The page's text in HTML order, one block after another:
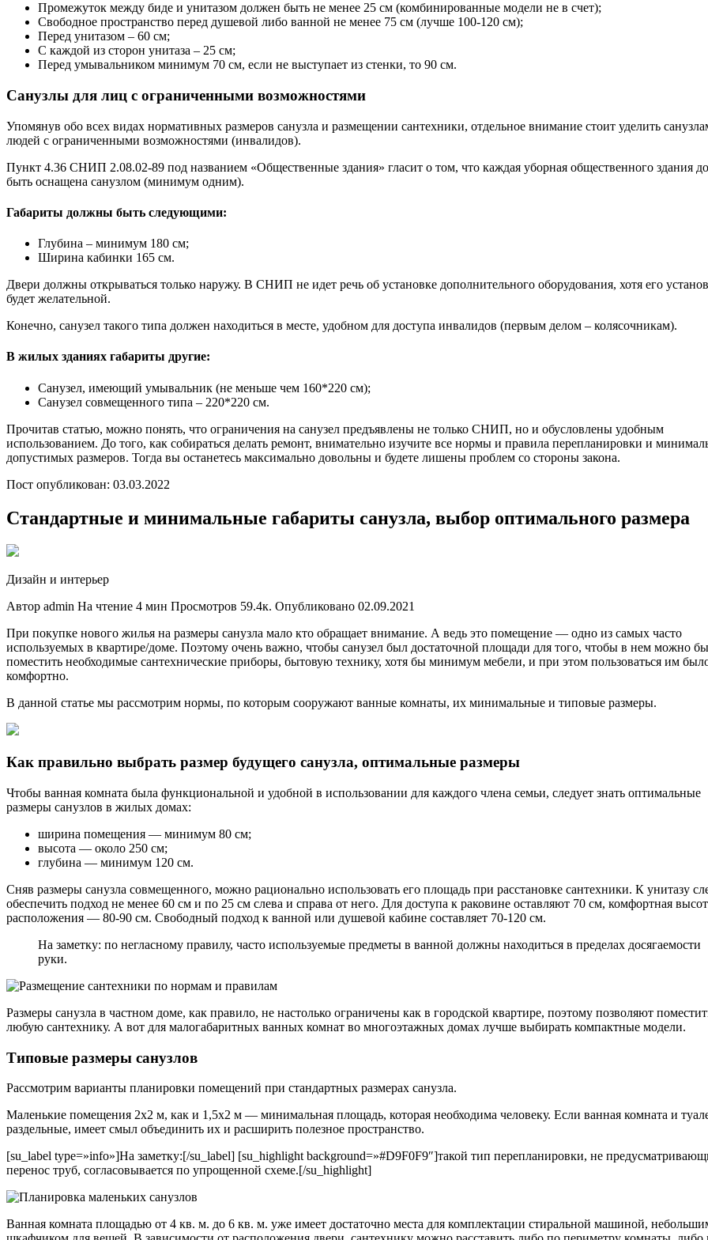
Промежуток между биде и унитазом должен быть не менее 25 см (комбинированные модели не в счет);
Свободное пространство перед душевой либо ванной не менее 75 см (лучше 100-120 см);
Перед унитазом – 60 см;
С каждой из сторон унитаза – 25 см;
Перед умывальником минимум 70 см, если не выступает из стенки, то 90 см.
Санузлы для лиц с ограниченными возможностями
Упомянув обо всех видах нормативных размеров санузла и размещении сантехники, отдельное внимание стоит уделить
людей с ограниченными возможностями (инвалидов).
Пункт 4.36 СНИП 2.08.02-89 под названием «Общественные здания» гласит о том, что каждая уборная общественного здания
быть оснащена санузлом (минимум одним).
Габариты должны быть следующими:
Глубина – минимум 180 см;
Ширина кабинки 165 см.
Двери должны открываться только наружу. В СНИП не идет речь об установке дополнительного оборудования, хотя его
будет желательной.
Конечно, санузел такого типа должен находиться в месте, удобном для доступа инвалидов (первым делом – колясочникам).
В жилых зданиях габариты другие:
Санузел, имеющий умывальник (не меньше чем 160*220 см);
Санузел совмещенного типа – 220*220 см.
Прочитав статью, можно понять, что ограничения на санузел предъявлены не только СНИП, но и обусловлены удобным
использованием. До того, как собираться делать ремонт, внимательно изучите все нормы и правила перепланировки и
допустимых размеров. Тогда вы останетесь максимально довольны и будете лишены проблем со стороны закона.
Пост опубликован: 03.03.2022
Стандартные и минимальные габариты санузла, выбор оптимального размера
Дизайн и интерьер
Автор admin На чтение 4 мин Просмотров 59.4к. Опубликовано 02.09.2021
При покупке нового жилья на размеры санузла мало кто обращает внимание. А ведь это помещение — одно из самых часто
используемых в квартире/доме. Поэтому очень важно, чтобы санузел был достаточной площади для того, чтобы в нем можно
поместить необходимые сантехнические приборы, бытовую технику, хотя бы минимум мебели, и при этом пользоваться им
комфортно.
В данной статье мы рассмотрим нормы, по которым сооружают ванные комнаты, их минимальные и типовые размеры.
Как правильно выбрать размер будущего санузла, оптимальные размеры
Чтобы ванная комната была функциональной и удобной в использовании для каждого члена семьи, следует знать оптимальные
размеры санузлов в жилых домах:
ширина помещения — минимум 80 см;
высота — около 250 см;
глубина — минимум 120 см.
Сняв размеры санузла совмещенного, можно рационально использовать его площадь при расстановке сантехники. К унитазу
обеспечить подход не менее 60 см и по 25 см слева и справа от него. Для доступа к раковине оставляют 70 см, комфортная
расположения — 80-90 см. Свободный подход к ванной или душевой кабине составляет 70-120 см.
На заметку: по негласному правилу, часто используемые предметы в ванной должны находиться в пределах досягаемости
руки.
Размеры санузла в частном доме, как правило, не настолько ограничены как в городской квартире, поэтому позволяют
любую сантехнику. А вот для малогабаритных ванных комнат во многоэтажных домах лучше выбирать компактные модели.
Типовые размеры санузлов
Рассмотрим варианты планировки помещений при стандартных размерах санузла.
Маленькие помещения 2х2 м, как и 1,5х2 м — минимальная площадь, которая необходима человеку. Если ванная комната и
раздельные, имеет смыл объединить их и расширить полезное пространство.
[su_label type=»info»]На заметку:[/su_label] [su_highlight background=»#D9F0F9″]такой тип перепланировки, не
перенос труб, согласовывается по упрощенной схеме.[/su_highlight]
Ванная комната площадью от 4 кв. м. до 6 кв. м. уже имеет достаточно места для комплектации стиральной машиной,